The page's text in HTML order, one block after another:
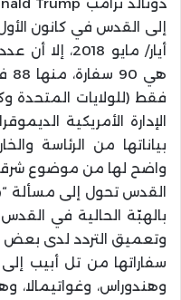
أيار/ مايو
فقط (للولايات المتحدة
الإدارة الأمريكية
بياناتها من الرئاسة
واضح لها من موضوع
بالهبّة الحالية في
وتعميق التردد لدى بعض
سفاراتها من تل أبيب إلى
وهندوراس، وغواتيمالا،